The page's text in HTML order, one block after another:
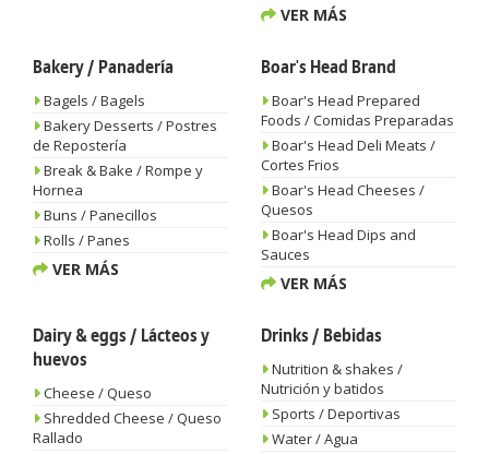
VER MÁS
Bakery / Panadería
Bagels / Bagels
Bakery Desserts / Postres
de Repostería
Break & Bake / Rompe y
Hornea
Buns / Panecillos
Rolls / Panes
VER MÁS
Boar's Head Brand
Boar's Head Prepared
Foods / Comidas Preparadas
Boar's Head Deli Meats /
Cortes Frios
Boar's Head Cheeses /
Quesos
Boar's Head Dips and
Sauces
VER MÁS
Dairy & eggs / Lácteos y
huevos
Cheese / Queso
Shredded Cheese / Queso
Rallado
Drinks / Bebidas
Nutrition & shakes /
Nutrición y batidos
Sports / Deportivas
Water / Agua